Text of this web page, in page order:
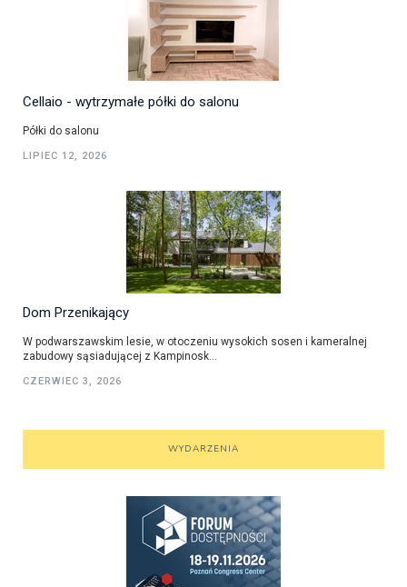
Cellaio - wytrzymałe półki do salonu
Półki do salonu
LIPIEC 12, 2026
Dom Przenikający
W podwarszawskim lesie, w otoczeniu wysokich sosen i kameralnej
zabudowy sąsiadującej z Kampinosk...
CZERWIEC 3, 2026
WYDARZENIA